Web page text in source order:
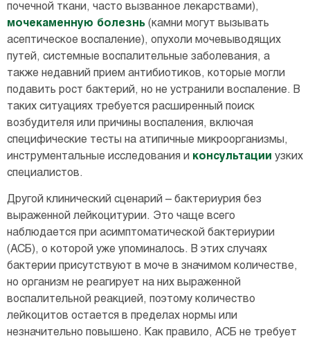
почечной ткани, часто вызванное лекарствами),
мочекаменную болезнь (камни могут вызывать
асептическое воспаление), опухоли мочевыводящих
путей, системные воспалительные заболевания, а
также недавний прием антибиотиков, которые могли
подавить рост бактерий, но не устранили воспаление. В
таких ситуациях требуется расширенный поиск
возбудителя или причины воспаления, включая
специфические тесты на атипичные микроорганизмы,
инструментальные исследования и консультации узких
специалистов.
Другой клинический сценарий – бактериурия без
выраженной лейкоцитурии. Это чаще всего
наблюдается при асимптоматической бактериурии
(АСБ), о которой уже упоминалось. В этих случаях
бактерии присутствуют в моче в значимом количестве,
но организм не реагирует на них выраженной
воспалительной реакцией, поэтому количество
лейкоцитов остается в пределах нормы или
незначительно повышено. Как правило, АСБ не требует